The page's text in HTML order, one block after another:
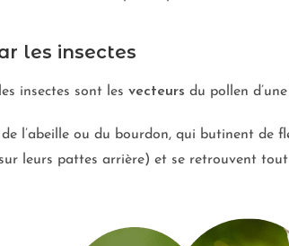
les insectes
insectes sont les vecteurs du pollen
l’abeille ou du bourdon, qui butinent de
leurs pattes arrière) et se retrouvent